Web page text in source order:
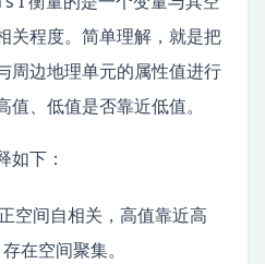
关程度。简单理解，就是把
周边地理单元的属性值进行
、低值是否靠近低值。
如下：
正空间自相关，高值靠近高
在空间聚集。